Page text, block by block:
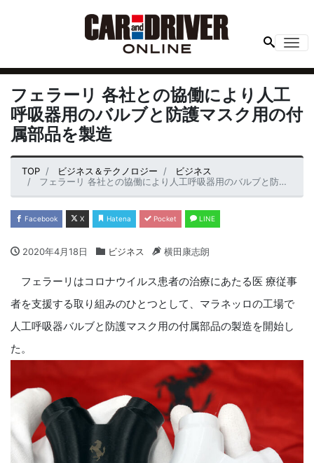
フェラーリ 各社との協働により人工
呼吸器用のバルブと防護マスク用の付
属部品を製造
TOP ビジネス＆テクノロジー
ビジネス
フェラーリ 各社との協働により人工呼吸器用のバルブと防護マスク用の付属部品を製造
Facebook X Hatena Pocket LINE
2020年4月18日 ビジネス 横田康志朗
フェラーリはコロナウイルス患者の治療にあたる医 療従事
者を支援する取り組みのひとつとして、マラネッロの工場で
人工呼吸器バルブと防護マスク用の付属部品の製造を開始し
た。